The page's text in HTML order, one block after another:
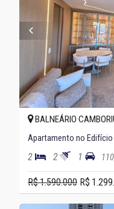
BALNEÁRIO
Apartamento no Edifício
2 2 1
R$ 1.590.000 R$